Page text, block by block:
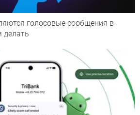
голосовые сообщения в
делать